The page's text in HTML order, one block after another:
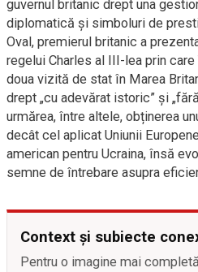
guvernul britanic drept una
diplomatică și simboluri de
Oval, premierul britanic a
regelui Charles al III-lea prin
doua vizită de stat în Marea
drept „cu adevărat istoric” și
urmărea, între altele, obținerea
decât cel aplicat Uniunii
american pentru Ucraina, însă
semne de întrebare asupra
Context și subiecte
Pentru o imagine mai